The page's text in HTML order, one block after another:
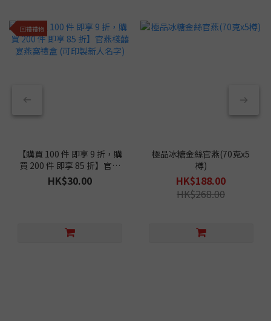
回禮禮物
【購買 100 件 即享 9 折，購
買 200 件 即享 85 折】官燕
棧囍宴燕窩禮盒 (可印製新人
名字)
HK$30.00
極品冰糖金絲官燕(70克x5
樽)
HK$188.00
HK$268.00